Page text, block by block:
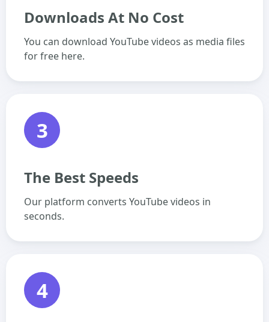
Downloads At No Cost
You can download YouTube videos as media files
for free here.
3
The Best Speeds
Our platform converts YouTube videos in
seconds.
4